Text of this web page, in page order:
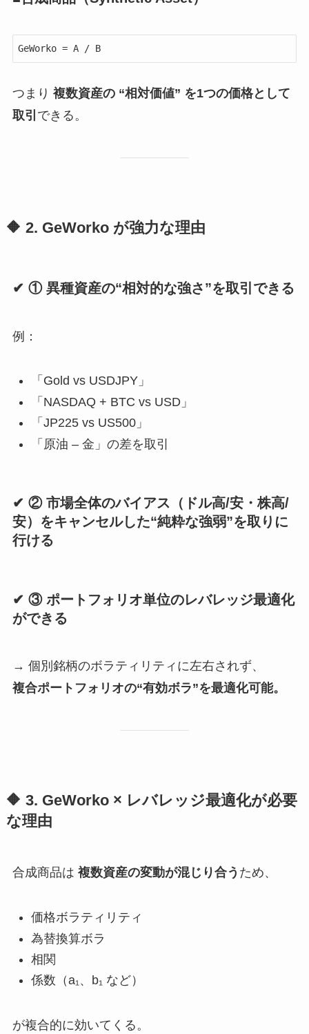
GeWorko = A / B
つまり 複数資産の “相対価値” を1つの価格として
取引 できる。
🔶 2. GeWorko が強力な理由
✔ ① 異種資産の“相対的な強さ”を取引できる
例：
「Gold vs USDJPY」
「NASDAQ + BTC vs USD」
「JP225 vs US500」
「原油 – 金」の差を取引
✔ ② 市場全体のバイアス（ドル高/安・株高/
安）をキャンセルした“純粋な強弱”を取りに
行ける
✔ ③ ポートフォリオ単位のレバレッジ最適化
ができる
→ 個別銘柄のボラティリティに左右されず、
複合ポートフォリオの“有効ボラ”を最適化可能。
🔶 3. GeWorko × レバレッジ最適化が必要
な理由
合成商品は 複数資産の変動が混じり合う ため、
価格ボラティリティ
為替換算ボラ
相関
係数（a₁、b₁ など）
が複合的に効いてくる。